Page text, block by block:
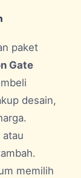
paket
Gate
desain,
atau
memilih